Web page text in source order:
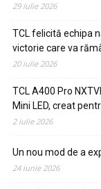
29 iulie 2026
TCL felicită echipa
victorie care va
20 iulie 2026
TCL A400 Pro
Mini LED, creat
2 iulie 2026
Un nou mod de a
24 iunie 2026